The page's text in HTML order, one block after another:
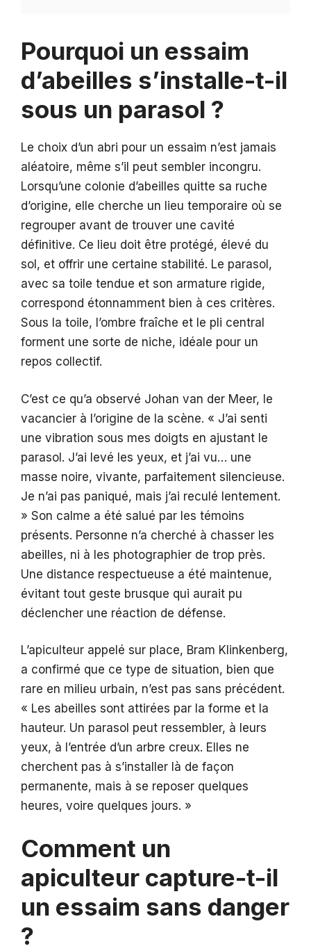
Pourquoi un essaim
d’abeilles s’installe-t-il
sous un parasol ?
Le choix d’un abri pour un essaim n’est jamais
aléatoire, même s’il peut sembler incongru.
Lorsqu’une colonie d’abeilles quitte sa ruche
d’origine, elle cherche un lieu temporaire où se
regrouper avant de trouver une cavité
définitive. Ce lieu doit être protégé, élevé du
sol, et offrir une certaine stabilité. Le parasol,
avec sa toile tendue et son armature rigide,
correspond étonnamment bien à ces critères.
Sous la toile, l’ombre fraîche et le pli central
forment une sorte de niche, idéale pour un
repos collectif.
C’est ce qu’a observé Johan van der Meer, le
vacancier à l’origine de la scène. « J’ai senti
une vibration sous mes doigts en ajustant le
parasol. J’ai levé les yeux, et j’ai vu… une
masse noire, vivante, parfaitement silencieuse.
Je n’ai pas paniqué, mais j’ai reculé lentement.
» Son calme a été salué par les témoins
présents. Personne n’a cherché à chasser les
abeilles, ni à les photographier de trop près.
Une distance respectueuse a été maintenue,
évitant tout geste brusque qui aurait pu
déclencher une réaction de défense.
L’apiculteur appelé sur place, Bram Klinkenberg,
a confirmé que ce type de situation, bien que
rare en milieu urbain, n’est pas sans précédent.
« Les abeilles sont attirées par la forme et la
hauteur. Un parasol peut ressembler, à leurs
yeux, à l’entrée d’un arbre creux. Elles ne
cherchent pas à s’installer là de façon
permanente, mais à se reposer quelques
heures, voire quelques jours. »
Comment un
apiculteur capture-t-il
un essaim sans danger
?